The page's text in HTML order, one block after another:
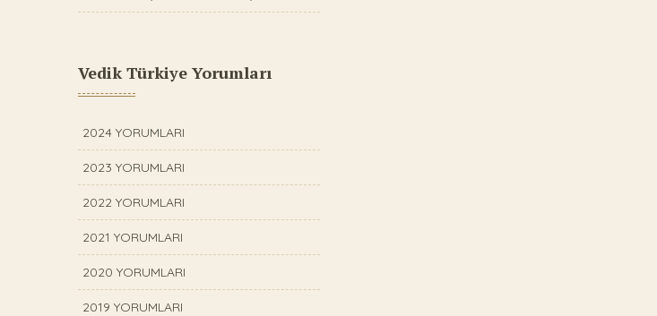
Vedik Türkiye Yorumları
2024 YORUMLARI
2023 YORUMLARI
2022 YORUMLARI
2021 YORUMLARI
2020 YORUMLARI
2019 YORUMLARI